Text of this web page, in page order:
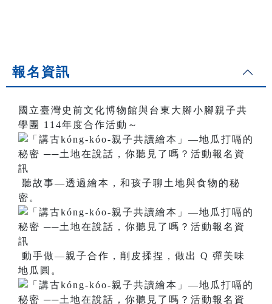
報名資訊
國立臺灣史前文化博物館與台東大腳小腳親子共
學團 114年度合作活動～
聽故事—透過繪本，和孩子聊土地與食物的秘
密。
動手做—親子合作，削皮揉捏，做出 Q 彈美味
地瓜圓。